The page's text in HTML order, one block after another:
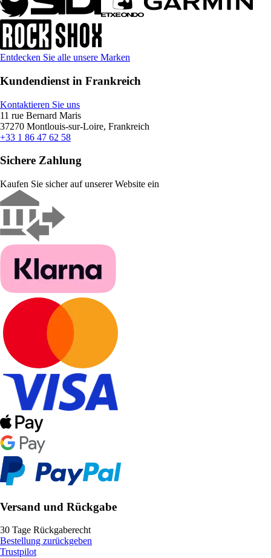
Entdecken Sie alle unsere Marken
Kundendienst in Frankreich
Kontaktieren Sie uns
11 rue Bernard Maris
37270 Montlouis-sur-Loire, Frankreich
+33 1 86 47 62 58
Sichere Zahlung
Kaufen Sie sicher auf unserer Website ein
Versand und Rückgabe
30 Tage Rückgaberecht
Bestellung zurückgeben
Trustpilot